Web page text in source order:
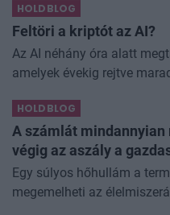
Kevesebb alkoholt iszunk
HOLDBLOG
Feltöri a kriptót az AI?
Az AI néhány óra alatt
amelyek évekig rejtve
különösen nagy...
HOLDBLOG
A számlát
végig az aszály a
Egy súlyos hőhullám a
megemelheti az